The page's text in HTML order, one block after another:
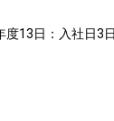
度13日：入社日3